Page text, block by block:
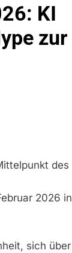
KI
zur
des
2026 in
sich über